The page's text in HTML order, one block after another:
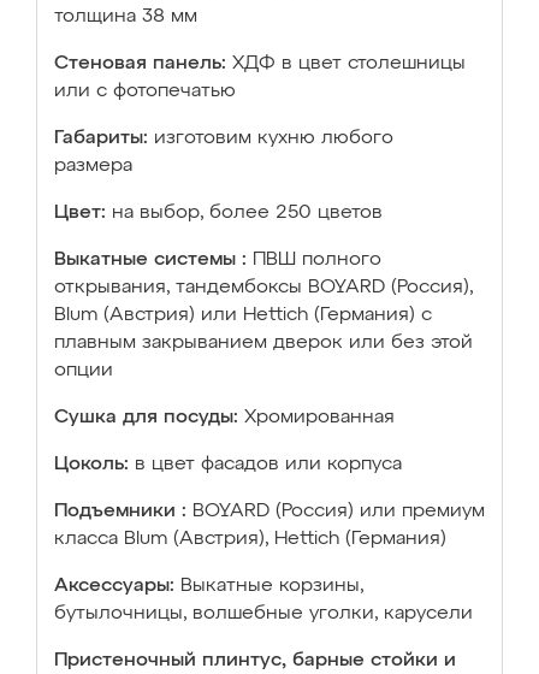
толщина 38 мм
Стеновая панель: ХДФ в цвет столешницы
или с фотопечатью
Габариты: изготовим кухню любого
размера
Цвет: на выбор, более 250 цветов
Выкатные системы :
ПВШ полного
открывания, тандембоксы BOYARD (Россия),
Blum (Австрия) или Hettich (Германия) с
плавным закрыванием дверок или без этой
опции
Сушка для посуды: Хромированная
Цоколь: в цвет фасадов или корпуса
Подъемники : BOYARD (Россия) или премиум
класса Blum (Австрия), Hettich (Германия)
Аксессуары: Выкатные корзины,
бутылочницы, волшебные уголки, карусели
Пристеночный плинтус, барные стойки и